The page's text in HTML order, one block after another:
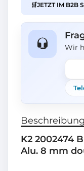
🛒JETZT IM B2B
Wir
Beschreibung
K2 2002474
Alu. 8 mm